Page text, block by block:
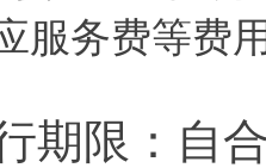
服务费等费
期限：自